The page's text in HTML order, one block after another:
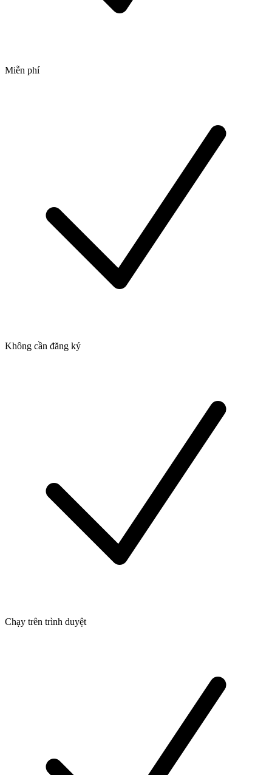
Miễn phí
Không cần đăng ký
Chạy trên trình duyệt